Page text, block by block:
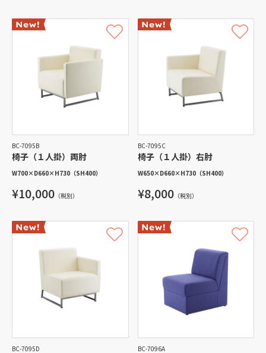
BC-7095B
椅子（１人掛）両肘
W700× D660× H730 （SH400）
¥10,000 （税別）
BC-7095C
椅子（１人掛）右肘
W650× D660× H730（SH400）
¥8,000（税別）
BC-7095D BC-7096A